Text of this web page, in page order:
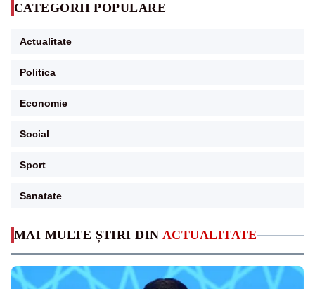
MAI MULTE ȘTIRI DIN ACTUALITATE
CATEGORII POPULARE
Actualitate
Politica
Economie
Social
Sport
Sanatate